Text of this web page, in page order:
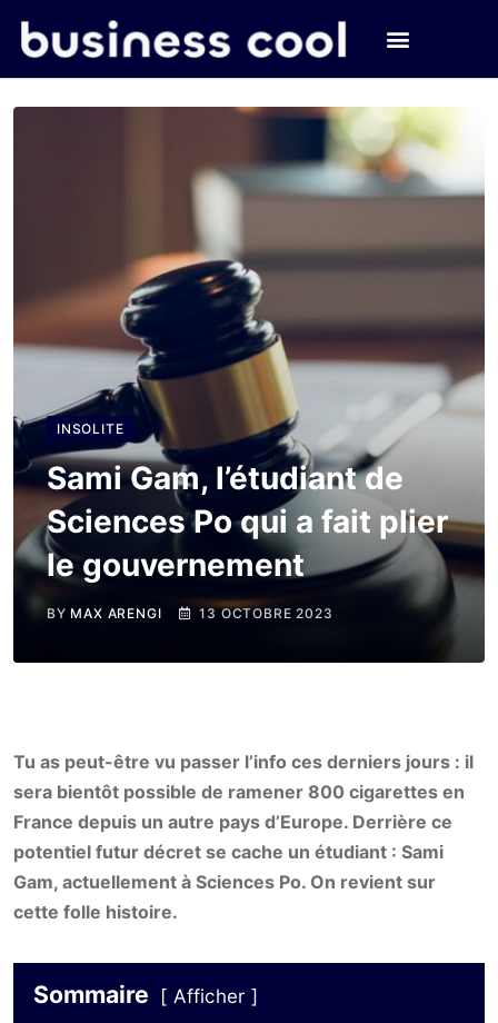
INSOLITE
Sami Gam, l’étudiant de
Sciences Po qui a fait plier
le gouvernement
BY MAX ARENGI 13 OCTOBRE 2023
Tu as peut-être vu passer l’info ces derniers jours : il
sera bientôt possible de ramener 800 cigarettes en
France depuis un autre pays d’Europe. Derrière ce
potentiel futur décret se cache un étudiant : Sami
Gam, actuellement à Sciences Po. On revient sur
cette folle histoire.
Sommaire Afficher